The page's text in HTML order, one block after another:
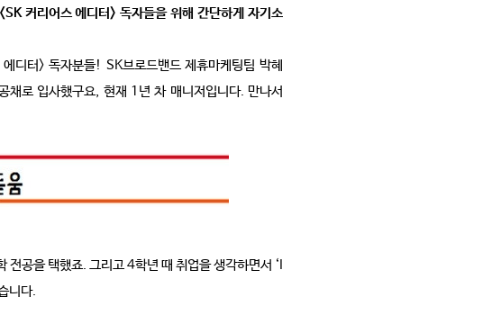
커리어스 에디터> 독자들을 위해 간단하게 자기소
디터> 독자분들! SK브로드밴드 제휴마케팅팀 박혜
채로 입사했구요, 현재 1년 차 매니저입니다. 만나서
공을 택했죠. 그리고 4학년 때 취업을 생각하면서 ‘I
니다.